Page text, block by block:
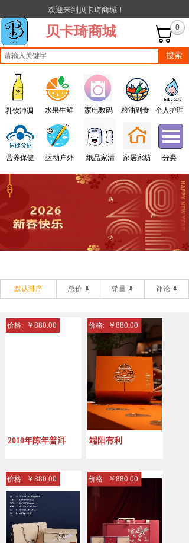
欢迎来到贝卡琦商城！
搜索
个人护理
家电数码
水果生鲜 粮油副食
乳饮冲调
纸品家清 家居家纺
营养保健 运动户外 分类
默认排序 总价 销量 评论
2010年陈年普洱
价格: ￥880.00
端阳有利
价格: ￥880.00
价格: ￥880.00 价格: ￥880.00
0
贝卡琦商城